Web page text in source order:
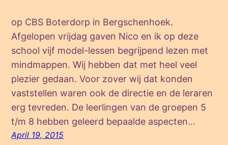
op CBS Boterdorp in Bergschenhoek.
Afgelopen vrijdag gaven Nico en ik op deze
school vijf model-lessen begrijpend lezen met
mindmappen. Wij hebben dat met heel veel
plezier gedaan. Voor zover wij dat konden
vaststellen waren ook de directie en de leraren
erg tevreden. De leerlingen van de groepen 5
t/m 8 hebben geleerd bepaalde aspecten…
April 19, 2015